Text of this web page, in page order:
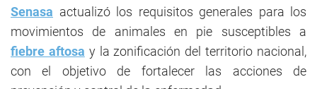
Senasa actualizó los requisitos generales para los
movimientos de animales en pie susceptibles a
fiebre aftosa y la zonificación del territorio nacional,
con el objetivo de fortalecer las acciones de